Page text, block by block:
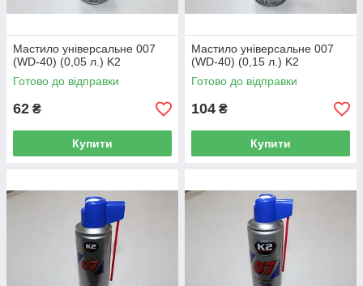
Мастило універсальне 007
(WD-40) (0,05 л.) K2
Готово до відправки
62 ₴
Купити
Мастило універсальне 007
(WD-40) (0,15 л.) K2
Готово до відправки
104 ₴
Купити